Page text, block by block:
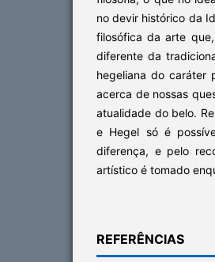
no devir histórico da
filosófica da arte
diferente da
hegeliana do caráter
acerca de nossas
atualidade do belo.
e Hegel só é
diferença, e pelo
artístico é tomado
REFERÊNCIAS